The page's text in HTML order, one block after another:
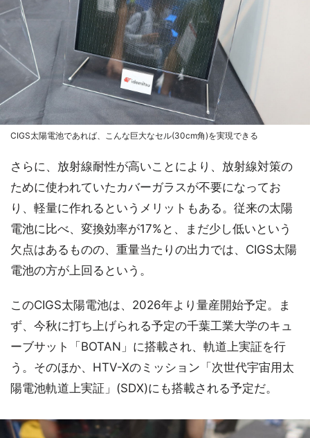
CIGS太陽電池であれば、こんな巨大なセル(30cm角)を実現できる
さらに、放射線耐性が高いことにより、放射線対策の
ために使われていたカバーガラスが不要になってお
り、軽量に作れるというメリットもある。従来の太陽
電池に比べ、変換効率が17%と、まだ少し低いという
欠点はあるものの、重量当たりの出力では、CIGS太陽
電池の方が上回るという。
このCIGS太陽電池は、2026年より量産開始予定。ま
ず、今秋に打ち上げられる予定の千葉工業大学のキュ
ーブサット「BOTAN」に搭載され、軌道上実証を行
う。そのほか、HTV-Xのミッション「次世代宇宙用太
陽電池軌道上実証」(SDX)にも搭載される予定だ。